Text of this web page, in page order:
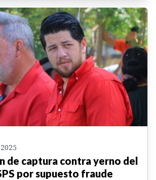
de captura contra yerno del
por supuesto fraude